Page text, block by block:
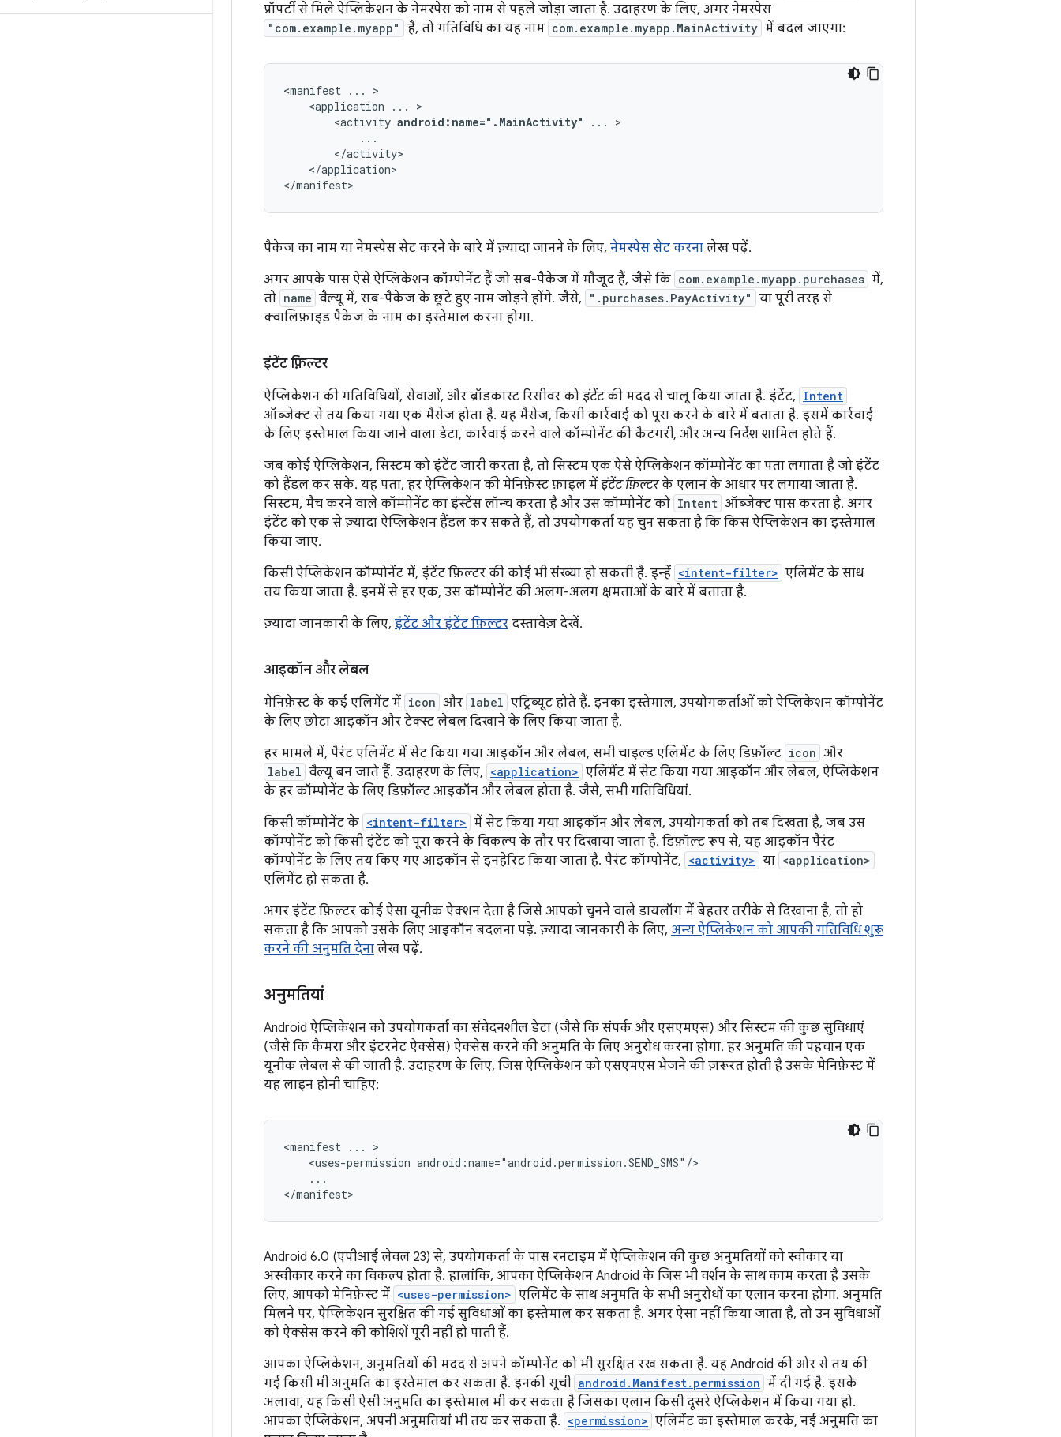
प्रॉपर्टी से मिले ऐप्लिकेशन के नेमस्पेस को नाम से पहले जोड़ा जाता है. उदाहरण के लिए, अगर नेमस्पेस
"com.example.myapp" है, तो गतिविधि का यह नाम com.example.myapp.MainActivity में बदल जाएगा:
<manifest ...
<application
...
<activity android:name=".MainActivity" ...
</application>
</manifest>
पैकेज का नाम या नेमस्पेस सेट करने के बारे में ज़्यादा जानने के लिए, नेमस्पेस सेट करना लेख पढ़ें.
अगर आपके पास ऐसे ऐप्लिकेशन कॉम्पोनेंट हैं जो सब-पैकेज में मौजूद हैं, जैसे कि com.example.myapp.purchases में,
तो name वैल्यू में, सब-पैकेज के छूटे हुए नाम जोड़ने होंगे. जैसे, ".purchases.PayActivity"
या पूरी तरह से
क्वालिफ़ाइड पैकेज के नाम का इस्तेमाल करना होगा.
इंटेंट फ़िल्टर
ऐप्लिकेशन की गतिविधियों, सेवाओं, और ब्रॉडकास्ट रिसीवर को इंटेंटकी मदद से चालू किया जाता है. इंटेंट, Intent
ऑब्जेक्ट से तय किया गया एक मैसेज होता है. यह मैसेज, किसी कार्रवाई को पूरा करने के बारे में बताता है. इसमें कार्रवाई
के लिए इस्तेमाल किया जाने वाला डेटा, कार्रवाई करने वाले कॉम्पोनेंट की कैटगरी, और अन्य निर्देश शामिल होते हैं.
जब कोई ऐप्लिकेशन, सिस्टम को इंटेंट जारी करता है, तो सिस्टम एक ऐसे ऐप्लिकेशन कॉम्पोनेंट का पता लगाता है जो इंटेंट
को हैंडल कर सके. यह पता, हर ऐप्लिकेशन की मेनिफ़ेस्ट फ़ाइल में इंटेंट फ़िल्टरके एलान के आधार पर लगाया जाता है.
सिस्टम, मैच करने वाले कॉम्पोनेंट का इंस्टेंस लॉन्च करता है और उस कॉम्पोनेंट को Intent ऑब्जेक्ट पास करता है. अगर
इंटेंट को एक से ज़्यादा ऐप्लिकेशन हैंडल कर सकते हैं, तो उपयोगकर्ता यह चुन सकता है कि किस ऐप्लिकेशन का इस्तेमाल
किया जाए.
किसी ऐप्लिकेशन कॉम्पोनेंट में, इंटेंट फ़िल्टर की कोई भी संख्या हो सकती है. इन्हें <intent-filter> एलिमेंट के साथ
तय किया जाता है. इनमें से हर एक, उस कॉम्पोनेंट की अलग-अलग क्षमताओं के बारे में बताता है.
ज़्यादा जानकारी के लिए, इंटेंट और इंटेंट फ़िल्टर दस्तावेज़ देखें.
आइकॉन और लेबल
मेनिफ़ेस्ट के कई एलिमेंट में icon और label एट्रिब्यूट होते हैं. इनका इस्तेमाल, उपयोगकर्ताओं को ऐप्लिकेशन कॉम्पोनेंट
के लिए छोटा आइकॉन और टेक्स्ट लेबल दिखाने के लिए किया जाता है.
हर मामले में, पैरंट एलिमेंट में सेट किया गया आइकॉन और लेबल, सभी चाइल्ड एलिमेंट के लिए डिफ़ॉल्ट icon और
label वैल्यू बन जाते हैं. उदाहरण के लिए, <application> एलिमेंट में सेट किया गया आइकॉन और लेबल, ऐप्लिकेशन
के हर कॉम्पोनेंट के लिए डिफ़ॉल्ट आइकॉन और लेबल होता है. जैसे, सभी गतिविधियां.
किसी कॉम्पोनेंट के <intent-filter> में सेट किया गया आइकॉन और लेबल, उपयोगकर्ता को तब दिखता है, जब उस
कॉम्पोनेंट को किसी इंटेंट को पूरा करने के विकल्प के तौर पर दिखाया जाता है. डिफ़ॉल्ट रूप से, यह आइकॉन पैरंट
कॉम्पोनेंट के लिए तय किए गए आइकॉन से इनहेरिट किया जाता है. पैरंट कॉम्पोनेंट, <activity> या <application>
एलिमेंट हो सकता है.
अगर इंटेंट फ़िल्टर कोई ऐसा यूनीक ऐक्शन देता है जिसे आपको चुनने वाले डायलॉग में बेहतर तरीके से दिखाना है, तो हो
सकता है कि आपको उसके लिए आइकॉन बदलना पड़े. ज़्यादा जानकारी के लिए, अन्य ऐप्लिकेशन को आपकी गतिविधि शुरू
करने की अनुमति देना लेख पढ़ें.
अनुमतियां
Android ऐप्लिकेशन को उपयोगकर्ता का संवेदनशील डेटा (जैसे कि संपर्क और एसएमएस) और सिस्टम की कुछ सुविधाएं
(जैसे कि कैमरा और इंटरनेट ऐक्सेस) ऐक्सेस करने की अनुमति के लिए अनुरोध करना होगा. हर अनुमति की पहचान एक
यूनीक लेबल से की जाती है. उदाहरण के लिए, जिस ऐप्लिकेशन को एसएमएस भेजने की ज़रूरत होती है उसके मेनिफ़ेस्ट में
यह लाइन होनी चाहिए:
<manifest ...
<uses-permission
...
</manifest>
Android 6.0 (एपीआई लेवल 23) से, उपयोगकर्ता के पास रनटाइम में ऐप्लिकेशन की कुछ अनुमतियों को स्वीकार या
अस्वीकार करने का विकल्प होता है. हालांकि, आपका ऐप्लिकेशन Android के जिस भी वर्शन के साथ काम करता है उसके
लिए, आपको मेनिफ़ेस्ट में <uses-permission> एलिमेंट के साथ अनुमति के सभी अनुरोधों का एलान करना होगा. अनुमति
मिलने पर, ऐप्लिकेशन सुरक्षित की गई सुविधाओं का इस्तेमाल कर सकता है. अगर ऐसा नहीं किया जाता है, तो उन सुविधाओं
को ऐक्सेस करने की कोशिशें पूरी नहीं हो पाती हैं.
आपका ऐप्लिकेशन, अनुमतियों की मदद से अपने कॉम्पोनेंट को भी सुरक्षित रख सकता है. यह Android की ओर से तय की
गई किसी भी अनुमति का इस्तेमाल कर सकता है. इनकी सूची android.Manifest.permission में दी गई है. इसके
अलावा, यह किसी ऐसी अनुमति का इस्तेमाल भी कर सकता है जिसका एलान किसी दूसरे ऐप्लिकेशन में किया गया हो.
आपका ऐप्लिकेशन, अपनी अनुमतियां भी तय कर सकता है. <permission> एलिमेंट का इस्तेमाल करके, नई अनुमति का